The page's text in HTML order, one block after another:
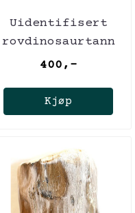
Uidentifisert
rovdinosaurtann
(94-101 mill år),
400,-
Kjøp